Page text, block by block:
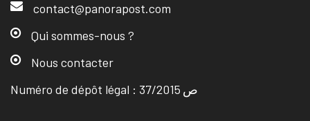
contact@panorapost.com
Qui sommes-nous ?
Nous contacter
Numéro de dépôt légal : ص 37/2015